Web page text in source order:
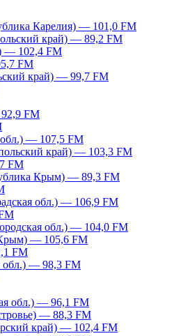
Карелия) — 101,0 FM
край) — 89,2 FM
— 102,4 FM
FM
край) — 99,7 FM
FM
обл.) — 107,5 FM
край) — 103,3 FM
FM
Крым) — 89,3 FM
обл.) — 106,9 FM
обл.) — 104,0 FM
— 105,6 FM
FM
обл.) — 98,3 FM
обл.) — 96,1 FM
— 88,3 FM
край) — 102,4 FM